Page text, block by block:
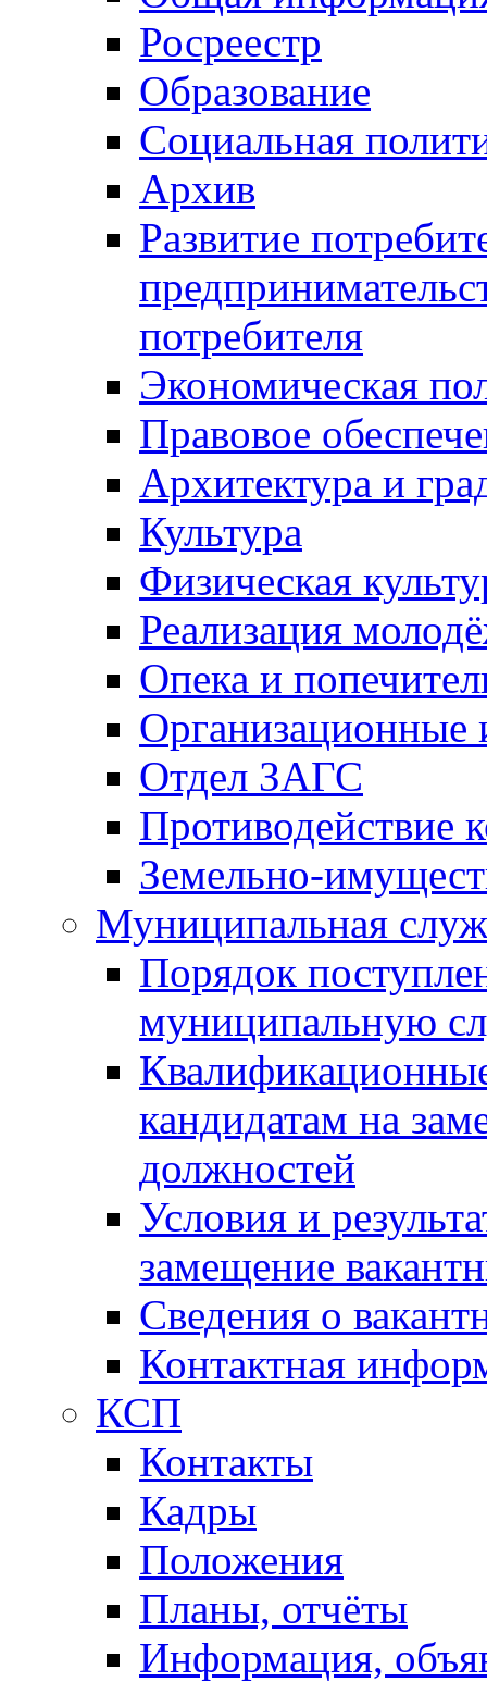
Росреестр
Образование
Социальная
Архив
Развитие
потребителя
Экономическая
Правовое
Архитектура и
Культура
Физическая
Реализация
Опека и
Отдел ЗАГС
Противодействие
Земельно-
Муниципальная
Порядок
муниципальную
кандидатам на
должностей
Условия и
замещение
Сведения о
Контактная
КСП
Контакты
Кадры
Положения
Планы, отчёты
Информация,